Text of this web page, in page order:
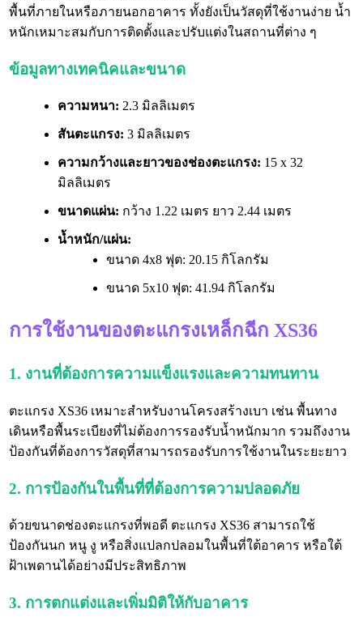
พื้นที่ภายในหรือภายนอกอาคาร ทั้งยังเป็นวัสดุที่ใช้งานง่าย น้ำ
หนักเหมาะสมกับการติดตั้งและปรับแต่งในสถานที่ต่าง ๆ
ข้อมูลทางเทคนิคและขนาด
ความหนา: 2.3 มิลลิเมตร
สันตะแกรง: 3 มิลลิเมตร
ความกว้างและยาวของช่องตะแกรง: 15 x 32
มิลลิเมตร
ขนาดแผ่น: กว้าง 1.22 เมตร ยาว 2.44 เมตร
น้ำหนัก/แผ่น:
ขนาด 4x8 ฟุต: 20.15 กิโลกรัม
ขนาด 5x10 ฟุต: 41.94 กิโลกรัม
การใช้งานของตะแกรงเหล็กฉีก XS36
1. งานที่ต้องการความแข็งแรงและความทนทาน
ตะแกรง XS36 เหมาะสำหรับงานโครงสร้างเบา เช่น พื้นทาง
เดินหรือพื้นระเบียงที่ไม่ต้องการรองรับน้ำหนักมาก รวมถึงงาน
ป้องกันที่ต้องการวัสดุที่สามารถรองรับการใช้งานในระยะยาว
2. การป้องกันในพื้นที่ที่ต้องการความปลอดภัย
ด้วยขนาดช่องตะแกรงที่พอดี ตะแกรง XS36 สามารถใช้
ป้องกันนก หนู งู หรือสิ่งแปลกปลอมในพื้นที่ใต้อาคาร หรือใต้
ฝ้าเพดานได้อย่างมีประสิทธิภาพ
3. การตกแต่งและเพิ่มมิติให้กับอาคาร